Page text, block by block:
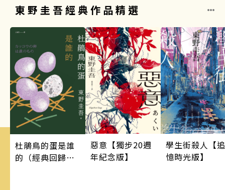
東野圭吾經典作品精選
杜鵑鳥的蛋是誰
的（經典回歸
惡意【獨步20週
年紀念版】
學生街殺人【追
憶時光版】